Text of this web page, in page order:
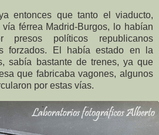
entonces que tanto el viaducto,
férrea Madrid-Burgos, lo habían
presos políticos republicanos
forzados. El había estado en la
sabía bastante de trenes, ya que
que fabricaba vagones, algunos
por estas vías.